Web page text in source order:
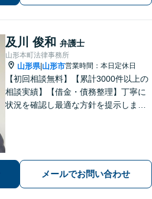
【駐車場あり】【山形駅11分】
及川 俊和 弁護士
山形本町法律事務所
山形県| 山形市営業時間：本日定休日
【初回相談無料】【累計3000件以上の
相談実績】【借金・債務整理】丁寧に
状況を確認し最適な方針を提示しま
メールでお問い合わせ